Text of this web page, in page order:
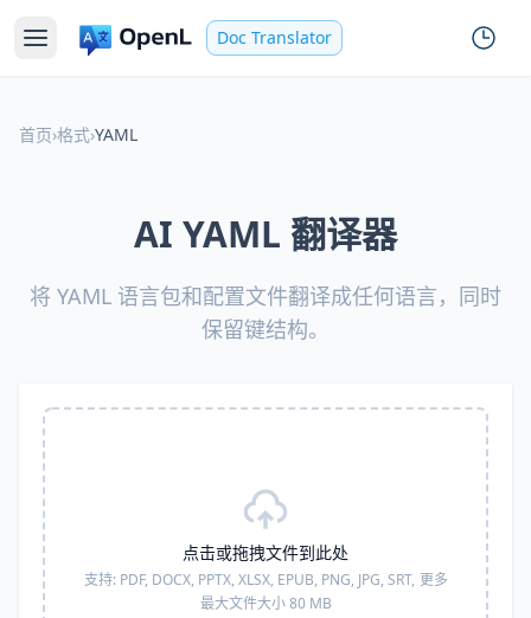
Doc Translator
首页›格式›YAML
AI YAML 翻译器
将 YAML 语言包和配置文件翻译成任何语言，同时
保留键结构。
点击或拖拽文件到此处
支持: PDF, DOCX, PPTX, XLSX, EPUB, PNG, JPG, SRT, 更多
最大文件大小 80 MB